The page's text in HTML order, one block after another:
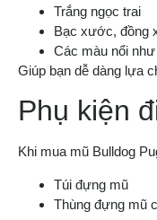
Trắng ngọc trai
Bạc xước, đồng
Các màu nổi
Giúp bạn dễ dàng lựa
Phụ kiện
Khi mua mũ Bulldog
Túi đựng mũ
Thùng đựng mũ